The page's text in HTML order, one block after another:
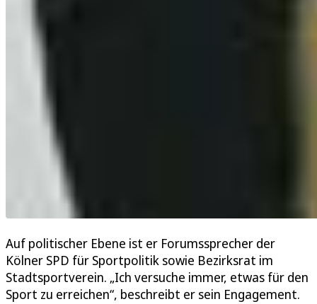
Auf politischer Ebene ist er Forumssprecher der
Kölner SPD für Sportpolitik sowie Bezirksrat im
Stadtsportverein. „Ich versuche immer, etwas für den
Sport zu erreichen“, beschreibt er sein Engagement.